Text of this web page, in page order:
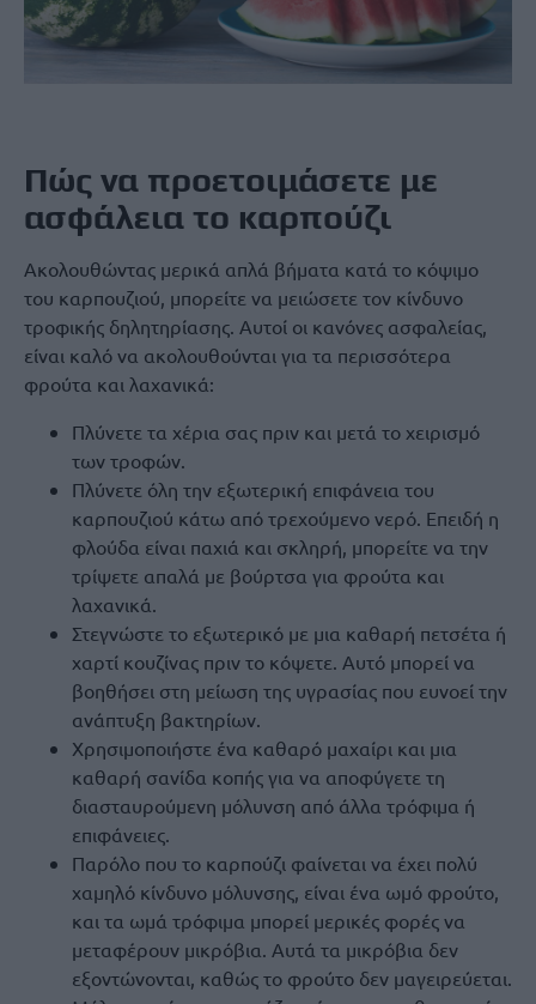
Πώς να προετοιμάσετε με
ασφάλεια το καρπούζι
Ακολουθώντας μερικά απλά βήματα κατά το κόψιμο
του καρπουζιού, μπορείτε να μειώσετε τον κίνδυνο
τροφικής δηλητηρίασης. Αυτοί οι κανόνες ασφαλείας,
είναι καλό να ακολουθούνται για τα περισσότερα
φρούτα και λαχανικά:
Πλύνετε τα χέρια σας πριν και μετά το χειρισμό
των τροφών.
Πλύνετε όλη την εξωτερική επιφάνεια του
καρπουζιού κάτω από τρεχούμενο νερό. Επειδή η
φλούδα είναι παχιά και σκληρή, μπορείτε να την
τρίψετε απαλά με βούρτσα για φρούτα και
λαχανικά.
Στεγνώστε το εξωτερικό με μια καθαρή πετσέτα ή
χαρτί κουζίνας πριν το κόψετε. Αυτό μπορεί να
βοηθήσει στη μείωση της υγρασίας που ευνοεί την
ανάπτυξη βακτηρίων.
Χρησιμοποιήστε ένα καθαρό μαχαίρι και μια
καθαρή σανίδα κοπής για να αποφύγετε τη
διασταυρούμενη μόλυνση από άλλα τρόφιμα ή
επιφάνειες.
Παρόλο που το καρπούζι φαίνεται να έχει πολύ
χαμηλό κίνδυνο μόλυνσης, είναι ένα ωμό φρούτο,
και τα ωμά τρόφιμα μπορεί μερικές φορές να
μεταφέρουν μικρόβια. Αυτά τα μικρόβια δεν
εξοντώνονται, καθώς το φρούτο δεν μαγειρεύεται.